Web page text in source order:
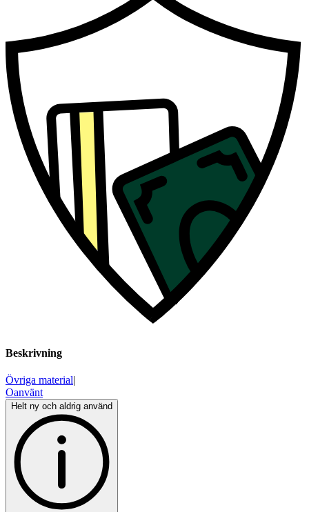
Beskrivning
Övriga material|
Oanvänt
Helt ny och aldrig använd